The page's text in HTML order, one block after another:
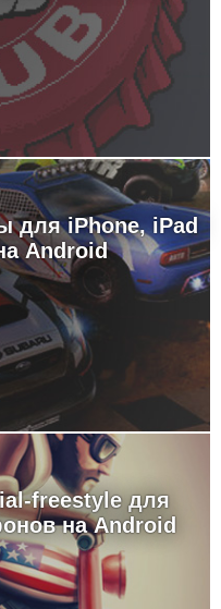
для iPhone, iPad
Android
freestyle для
на Android